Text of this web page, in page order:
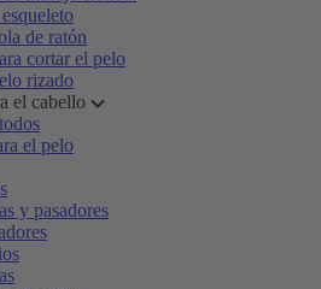
de ratón
cortar el pelo
rizado
el cabello
el pelo
y pasadores